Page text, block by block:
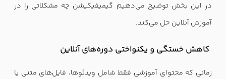
در این بخش توضیح می‌دهیم گیمیفیکیشن چه مشکلاتی را در
آموزش آنلاین حل می‌کند.
کاهش خستگی و یکنواختی دوره‌های آنلاین
زمانی که محتوای آموزشی فقط شامل ویدئوها، فایل‌های متنی یا